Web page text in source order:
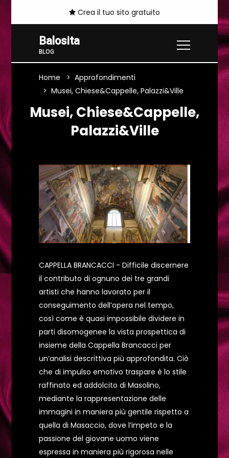
Crea il tuo sito gratuito
Balosita
BLOG
Home
Approfondimenti
Musei, Chiese&Cappelle, Palazzi&Ville
Musei, Chiese&Cappelle,
Palazzi&Ville
CAPPELLA BRANCACCI - Difficile discernere
il contributo di ognuno dei tre grandi
artisti che hanno lavorato per il
conseguimento dell’opera nel tempo,
così come è quasi impossibile dividere in
parti disomogenee la vista prospettica di
insieme della Cappella Brancacci per
un’analisi descrittiva più approfondita. Ciò
che di impulso emotivo traspare è lo stile
raffinato ed addolcito di Masolino,
mediante la rappresentazione delle
immagini in maniera più gentile rispetto a
quella di Masaccio, dove l’impeto e la
passione del giovane uomo viene
espressa in maniera più rigorosa nelle